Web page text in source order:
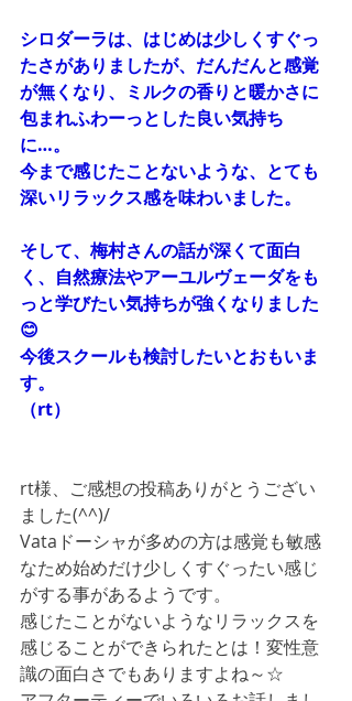
シロダーラは、はじめは少しくすぐっ
たさがありましたが、だんだんと感覚
が無くなり、ミルクの香りと暖かさに
包まれふわーっとした良い気持ち
に…。
今まで感じたことないような、とても
深いリラックス感を味わいました。
そして、梅村さんの話が深くて面白
く、自然療法やアーユルヴェーダをも
っと学びたい気持ちが強くなりました
😊
今後スクールも検討したいとおもいま
す。
（rt）
rt様、ご感想の投稿ありがとうござい
ました(^^)/
Vataドーシャが多めの方は感覚も敏感
なため始めだけ少しくすぐったい感じ
がする事があるようです。
感じたことがないようなリラックスを
感じることができられたとは！変性意
識の面白さでもありますよね～☆